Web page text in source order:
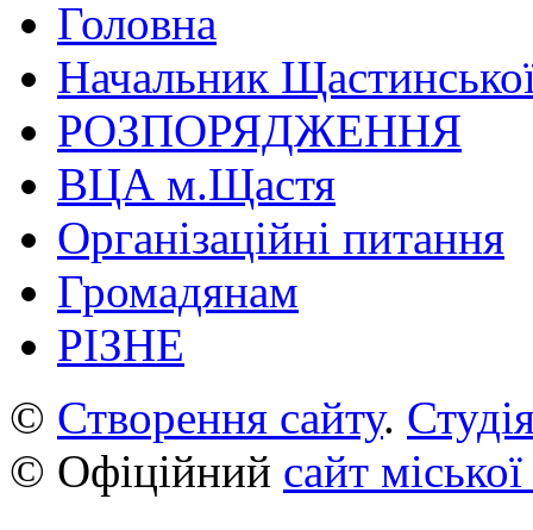
Головна
Начальник
РОЗПОРЯДЖЕННЯ
ВЦА м.Щастя
Організаційні питання
Громадянам
РІЗНЕ
© Створення сайту.
© Офіційний сайт